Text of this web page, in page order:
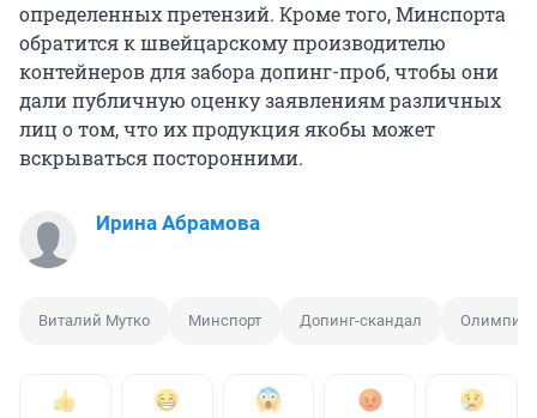
определенных претензий. Кроме того, Минспорта
обратится к швейцарскому производителю
контейнеров для забора допинг-проб, чтобы они
дали публичную оценку заявлениям различных
лиц о том, что их продукция якобы может
вскрываться посторонними.
Ирина Абрамова
Виталий Мутко Минспорт Допинг-скандал